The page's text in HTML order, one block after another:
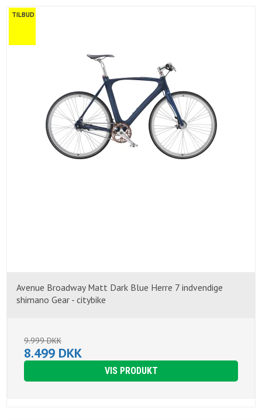
TILBUD
Avenue Broadway Matt Dark Blue Herre 7 indvendige
shimano Gear - citybike
9.999 DKK
8.499 DKK
VIS PRODUKT